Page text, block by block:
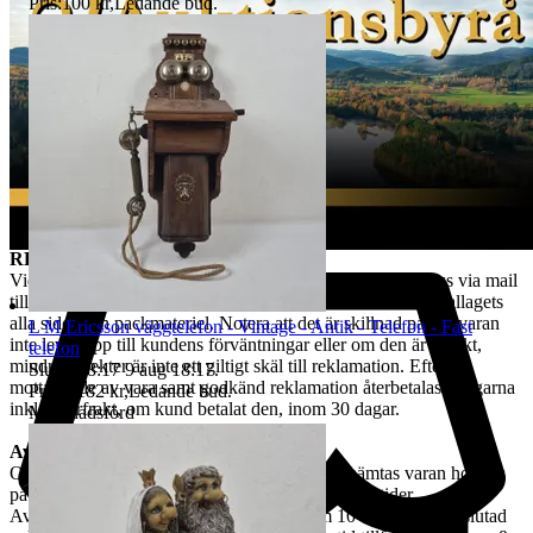
nödvändigt. Värdeminskningen bedöms från fall till fall. Vi försöker
hantera alla returer så snabbt som möjligt. Efter att kundens retur
hanterats återbetalas pengarna för den köpta varan. Ångerrätten
avser ej det externa köpet av leverans av objektet då
konsumenten/köparen uttryckligen har samtyckt till att tjänsten
börjar utföras och gått med på att det inte finns någon ångerrätt när
tjänsten har fullgjorts.Om misstanke att ångerrätt missbrukas, tex
används för att ej behöva stå fast vid bud och därmed påverka
budgivningsprocessen, förbehåller sig vi oss rätten att stänga av
kundens konto för vidare budgivning hos oss.
REKLAMATION
Vid Reklamation ska kunden omgående ta kontakt med oss via mail
till tradera@jabab.se samt bifoga bilder på varan samt emballagets
alla sidor och packmateriel. Notera att det är skillnad på om varan
inte lever upp till kundens förväntningar eller om den är defekt,
mindre defekter är inte ett giltigt skäl till reklamation. Efter
mottagande av vara samt godkänd reklamation återbetalas pengarna
inkl. returfrakt, om kund betalat den, inom 30 dagar.
Avhämtning
Om ingen annan avhämtningsadress angetts, hämtas varan hos oss
på Tjalmargatan 4B i Östersund under våra öppettider.
Avhämtning av vunna varor skall ske inom 10 dagar efter avslutad
L M Ericsson väggtelefon - Vintage - Antik - Telefon - Fast
telefon
Sluttid
18:17 9 aug 18:17.
Pris:
1 182 kr,Ledande bud.
Marknadsförd